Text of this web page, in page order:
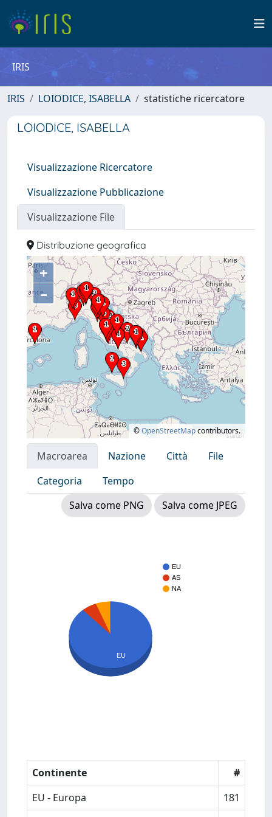
IRIS
IRIS LOIODICE, ISABELLA statistiche ricercatore
LOIODICE, ISABELLA
Visualizzazione Ricercatore
Visualizzazione Pubblicazione
Visualizzazione File
Distribuzione geografica
+
–
©OpenStreetMapcontributors.
Macroarea Nazione Città
File
Categoria
Tempo
Salva come PNG
Salva come JPEG
EU
AS
NA
EU
Continente
#
EU - Europa
181